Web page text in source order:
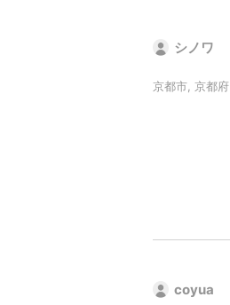
シノワ
京都市, 京都府
coyua